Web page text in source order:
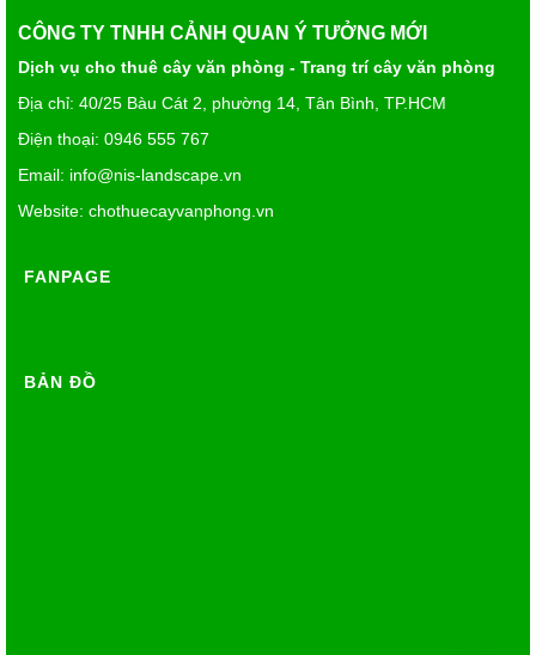
CÔNG TY TNHH CẢNH QUAN Ý TƯỞNG MỚI
Dịch vụ cho thuê cây văn phòng - Trang trí cây văn phòng
Địa chỉ: 40/25 Bàu Cát 2, phường 14, Tân Bình, TP.HCM
Điện thoại: 0946 555 767
Email: info@nis-landscape.vn
Website: chothuecayvanphong.vn
FANPAGE
BẢN ĐỒ